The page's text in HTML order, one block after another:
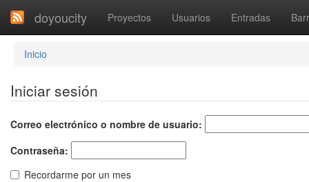
doyoucity Proyectos Usuarios Entradas
Inicio
Iniciar sesión
Correo electrónico o nombre de usuario:
Contraseña:
Recordarme por un mes